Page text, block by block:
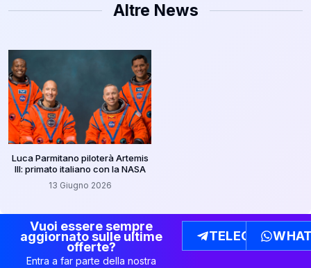
Altre News
Luca Parmitano piloterà Artemis
III: primato italiano con la NASA
13 Giugno 2026
Vuoi essere sempre
aggiornato sulle ultime
offerte?
Entra a far parte della nostra
TELEGRAM